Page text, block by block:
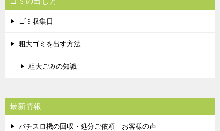
ゴミ収集日
粗大ゴミを出す方法
粗大ごみの知識
最新情報
パチスロ機の回収・処分ご依頼 お客様の声